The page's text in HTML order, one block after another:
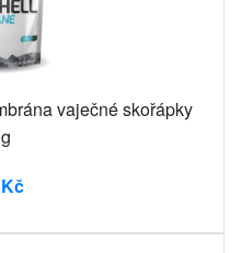
vaječné skořápky